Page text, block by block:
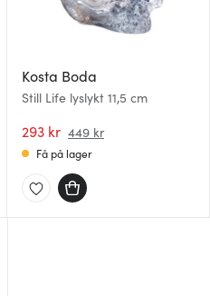
Kosta Boda
Still Life lyslykt 11,5 cm
293 kr 449 kr
Få på lager